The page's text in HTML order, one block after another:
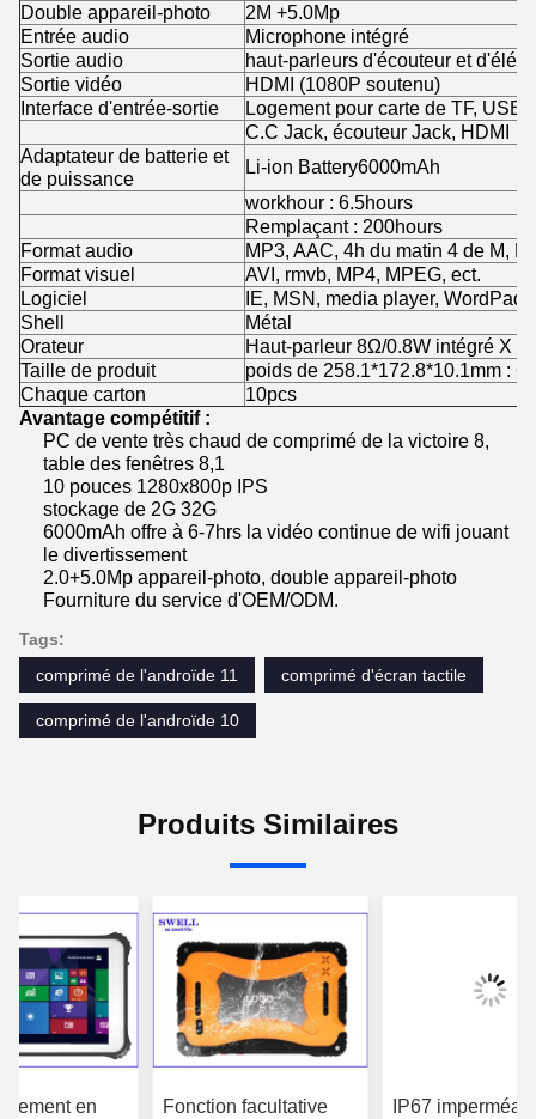
Double appareil-photo
2M +5.0Mp
Entrée audio
Microphone intégré
Sortie audio
haut-parleurs d'écouteur et
Sortie vidéo
HDMI (1080P soutenu)
Interface d'entrée-sortie
Logement pour carte de TF,
C.C Jack, écouteur Jack, HDMI
Adaptateur de batterie et
de puissance
Li-ion Battery6000mAh
workhour : 6.5hours
Remplaçant : 200hours
Format audio
MP3, AAC, 4h du matin 4 de M,
Format visuel
AVI, rmvb, MP4, MPEG, ect.
Logiciel
IE, MSN, media player, WordPad,
Shell
Métal
Orateur
Haut-parleur 8Ω/0.8W intégré X 2
Taille de produit
poids de 258.1*172.8*10.1mm :
Chaque carton
10pcs
Avantage compétitif :
PC de vente très chaud de comprimé de la victoire 8,
table des fenêtres 8,1
10 pouces 1280x800p IPS
stockage de 2G 32G
6000mAh offre à 6-7hrs la vidéo continue de wifi jouant
le divertissement
2.0+5.0Mp appareil-photo, double appareil-photo
Fourniture du service d'OEM/ODM.
Tags:
comprimé de l'androïde 11
comprimé d'écran tactile
comprimé de l'androïde 10
Produits Similaires
en
Fonction facultative
IP67